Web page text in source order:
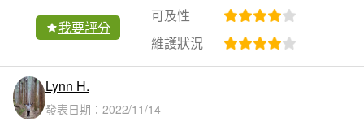
我要評分
可及性
維護狀況
Lynn H.
發表日期： 2022/11/14